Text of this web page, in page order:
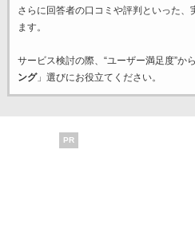
さらに回答者の口コミや評判といった
ます。
サービス検討の際、“ユーザー満足度”か
ング」選びにお役立てください。
PR